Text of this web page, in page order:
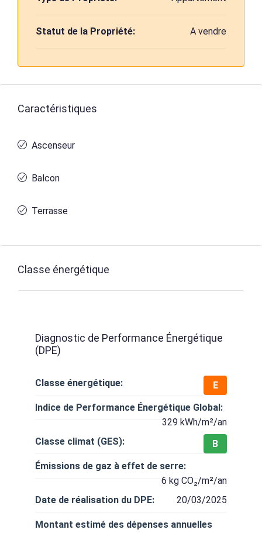
Statut de la Propriété: A vendre
Caractéristiques
Ascenseur
Balcon
Terrasse
Classe énergétique
Diagnostic de Performance Énergétique
(DPE)
Classe énergétique:
E
Indice de Performance Énergétique Global:
329 kWh/m²/an
Classe climat (GES):
B
Émissions de gaz à effet de serre:
6 kg CO₂/m²/an
Date de réalisation du DPE:
20/03/2025
Montant estimé des dépenses annuelles